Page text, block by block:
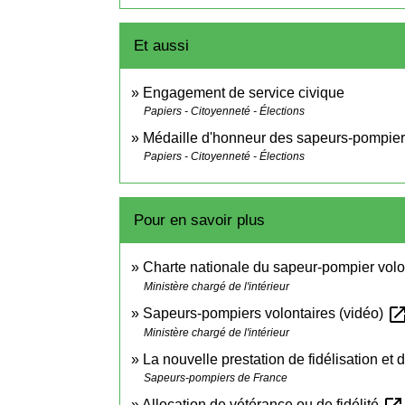
Et aussi
Engagement de service civique
Papiers - Citoyenneté - Élections
Médaille d'honneur des sapeurs-
Papiers - Citoyenneté - Élections
Pour en savoir plus
Charte nationale du sapeur-pompier
Ministère chargé de l'intérieur
Sapeurs-pompiers volontaires (vidéo) open_in_new
Ministère chargé de l'intérieur
La nouvelle prestation de fidélisation et
Sapeurs-pompiers de France